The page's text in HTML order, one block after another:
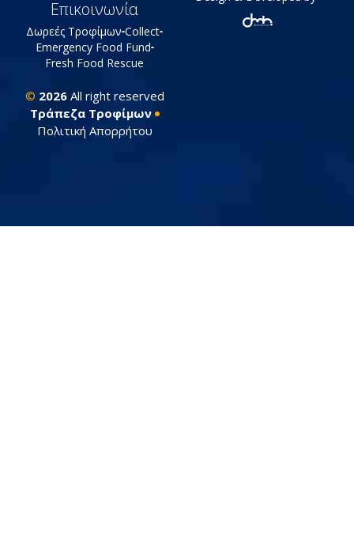
Επικοινωνία
Δωρεές Τροφίμων Collect
Emergency Food Fund
Fresh Food Rescue
© 2026All right reserved
Tράπεζα Τροφίμων
Πολιτική Απορρήτου